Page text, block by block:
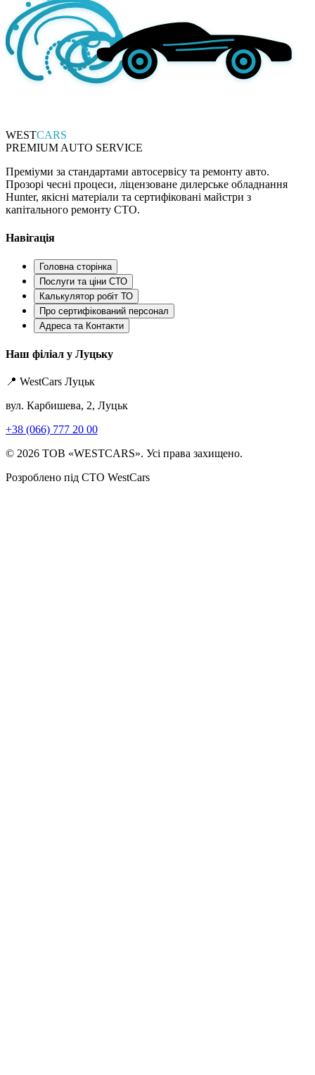
WESTCARS
PREMIUM AUTO SERVICE
Преміуми за стандартами автосервісу та ремонту авто.
Прозорі чесні процеси, ліцензоване дилерське обладнання
Hunter, якісні матеріали та сертифіковані майстри з
капітального ремонту СТО.
Навігація
Головна сторінка
Послуги та ціни СТО
Калькулятор робіт ТО
Про сертифікований персонал
Адреса та Контакти
Наш філіал у Луцьку
📍 WestCars Луцьк
вул. Карбишева, 2, Луцьк
+38 (066) 777 20 00
© 2026 ТОВ «WESTCARS». Усі права захищено.
Розроблено під СТО WestCars